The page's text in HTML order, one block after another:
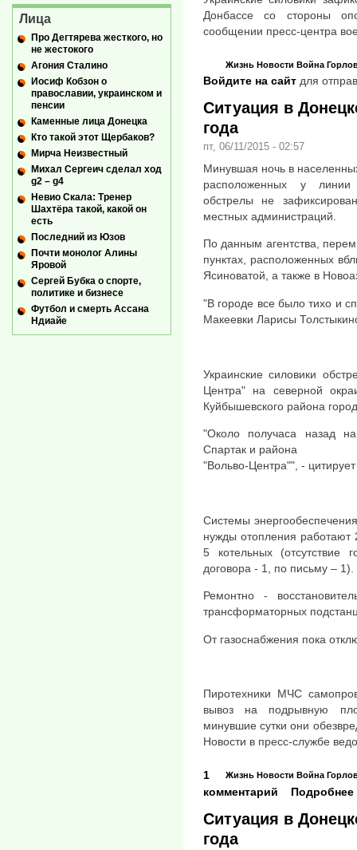
Донбассе со стороны
сообщении пресс-центра
Жизнь Новости Война
Войдите на сайт для
Ситуация в
года
пт, 06/11/2015 - 02:57
Минувшая ночь в
расположенных у линии
обстрелы не
местных администраций.
По данным агентства,
пунктах, расположенных
Ясиноватой, а также в
"В городе все было тихо и
Макеевки Ларисы
Украинские силовики
Центра" на северной
Куйбышевского района
"Около получаса назад
Спартак и района
"Вольво-Центра"", -
Системы
нужды отопления работают
5 котельных (отсутствие
договора - 1, по письму – 1).
Ремонтно -
трансформаторных
От газоснабжения пока
Пиротехники МЧС
вывоз на подрывную
минувшие сутки они
Новости в пресс-службе
Жизнь Новости Война
1
комментарий
Подробнее
Ситуация в
года
Лица
Про Дегтярева жесткого, но
не жестокого
Агония Сталино
Иосиф Кобзон о
православии, украинском и
пенсии
Каменные лица Донецка
Кто такой этот Щербаков?
Мирча Неизвестный
Михал Сергеич сделал ход
g2 – g4
Невио Скала: Тренер
Шахтёра такой, какой он
есть
Последний из Юзов
Почти монолог Алины
Яровой
Сергей Бубка о спорте,
политике и бизнесе
Футбол и смерть Ассана
Ндиайе